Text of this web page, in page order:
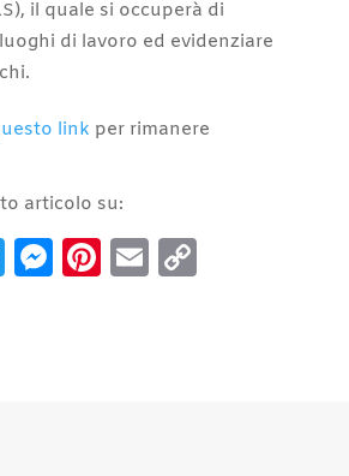
il quale si occuperà di
di lavoro ed evidenziare
link per rimanere
articolo su:
Twitter
Messenger
Pinterest
EmailCopy